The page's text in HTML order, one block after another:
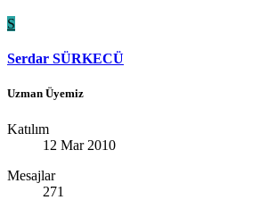
S
Serdar SÜRKECÜ
Uzman Üyemiz
Katılım
12 Mar 2010
Mesajlar
271